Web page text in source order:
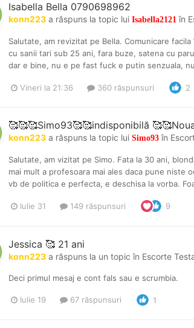
Isabella Bella 0790698962
konn223 a răspuns la topic lui Isabella2121 în
Salutate, am revizitat pe Bella. Comunicare
cu sanii tari sub 25 ani, fara buze, satena cu
dar e bine, nu e pe fast fuck e putin senzuala,
Vineri la 21:36 360 răspunsuri 2
🥰🥰🥰Simo93🥰🥰indisponibilă
konn223 a răspuns la topic lui Simo93 în
Salutate, am vizitat pe Simo. Fata la 30 ani,
mai mult a profesoara mai ales daca pune niste
vb de politica e perfecta, e deschisa la vorba.
Iulie 31 149 răspunsuri 9
Jessica 🥰 21 ani
konn223 a răspuns la un topic în Escorte
Deci primul mesaj e cont fals sau e scrumbia.
Iulie 19 67 răspunsuri 1